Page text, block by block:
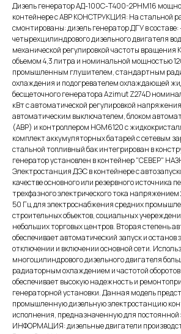
Дизель генератор АД-100С-Т400-2РНМ16
контейнере с АВР КОНСТРУКЦИЯ: На стальной
смонтированы: дизель генератор ДГУ в составе:
четырехцилиндрового дизельного двигателя
механической регулировкой частоты вращения
объемом 4,3 литра и номинальной мощностью
промышленным глушителем, стандартным
охлаждения и подогревателем охлаждающей
бесщеточного генератора Azimut Z274D
кВт c автоматической регулировкой
автоматическим выключателем, блоком
(АВР) и контроллером HGM6120 с
комплект аккумуляторных батарей с сетевым
стальной топливный бак интегрирован в
генератор установлен в контейнер "СЕВЕР"
Электростанция ДЭС в контейнере с
качестве основного или резервного источника
трехфазного электрического тока
50 Гц для электроснабжения средних
строительных объектов, социальных
небольших торговых центров. Вторая степень
обеспечивает автоматический запуск и
отключении и включении основной сети.
многоцилиндрового дизельного двигателя
радиаторным охлаждением и частотой
обеспечивает высокую надежность и
генераторной установки. Данная модель
промышленную дизельную электростанцию
исполнения, предназначенную для постоянной
ИНФОРМАЦИЯ: дизельные двигатели